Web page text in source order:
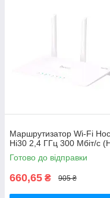
Маршрутизатор Wi-Fi
Hi30 2,4 ГГц 300 Мбіт/с
Готово до відправки
660,65 ₴ 905 ₴